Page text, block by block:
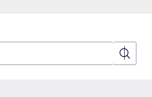
Suchen